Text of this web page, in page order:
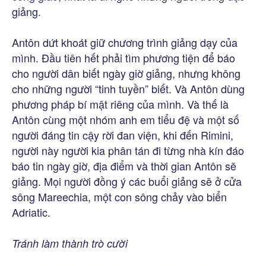
giảng.
Antôn dứt khoát giữ chương trình giảng dạy của
mình. Đầu tiên hết phải tìm phương tiện để báo
cho người dân biết ngày giờ giảng, nhưng không
cho những người “tinh tuyền” biết. Và Antôn dùng
phương pháp bí mật riêng của mình. Và thế là
Antôn cùng một nhóm anh em tiểu đệ và một số
người đáng tin cậy rời đan viện, khi đến Rimini,
người này người kia phân tán đi từng nhà kín đáo
báo tin ngày giờ, địa điểm và thời gian Antôn sẽ
giảng. Mọi người đồng ý các buổi giảng sẽ ở cửa
sông Mareechia, một con sông chảy vào biển
Adriatic.
Tránh làm thành trò cười